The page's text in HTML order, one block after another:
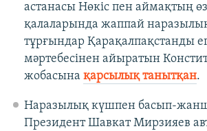
астанасы Нөкіс пен аймақтың
қалаларында жаппай
тұрғындар Қарақалпақстанды
мәртебесінен айыратын
жобасына қарсылық танытқан.
Наразылық күшпен басып-
Президент Шавкат Мирзияев